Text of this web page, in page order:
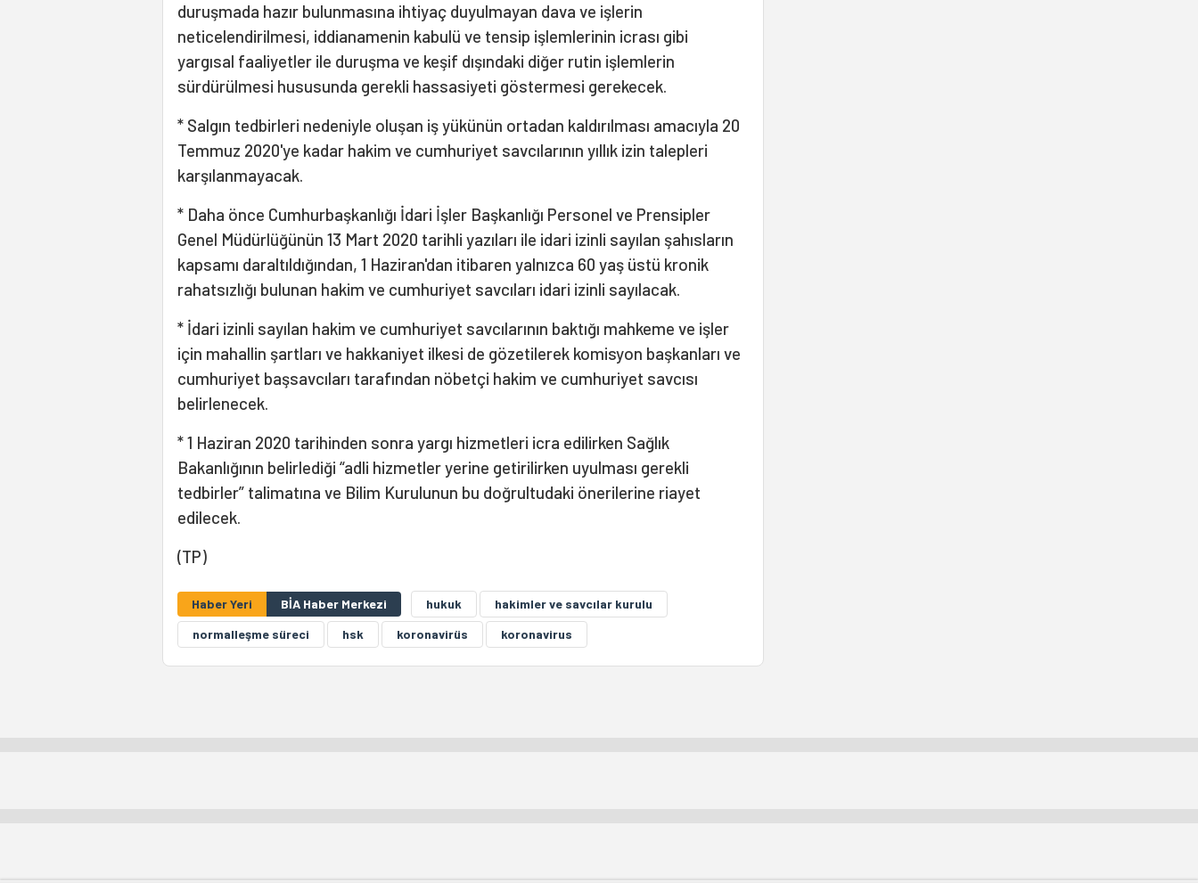
duruşmada hazır bulunmasına ihtiyaç duyulmayan dava ve işlerin
neticelendirilmesi, iddianamenin kabulü ve tensip işlemlerinin icrası gibi
yargısal faaliyetler ile duruşma ve keşif dışındaki diğer rutin işlemlerin
sürdürülmesi hususunda gerekli hassasiyeti göstermesi gerekecek.
* Salgın tedbirleri nedeniyle oluşan iş yükünün ortadan kaldırılması amacıyla 20
Temmuz 2020'ye kadar hakim ve cumhuriyet savcılarının yıllık izin talepleri
karşılanmayacak.
* Daha önce Cumhurbaşkanlığı İdari İşler Başkanlığı Personel ve Prensipler
Genel Müdürlüğünün 13 Mart 2020 tarihli yazıları ile idari izinli sayılan şahısların
kapsamı daraltıldığından, 1 Haziran'dan itibaren yalnızca 60 yaş üstü kronik
rahatsızlığı bulunan hakim ve cumhuriyet savcıları idari izinli sayılacak.
* İdari izinli sayılan hakim ve cumhuriyet savcılarının baktığı mahkeme ve işler
için mahallin şartları ve hakkaniyet ilkesi de gözetilerek komisyon başkanları ve
cumhuriyet başsavcıları tarafından nöbetçi hakim ve cumhuriyet savcısı
belirlenecek.
* 1 Haziran 2020 tarihinden sonra yargı hizmetleri icra edilirken Sağlık
Bakanlığının belirlediği “adli hizmetler yerine getirilirken uyulması gerekli
tedbirler” talimatına ve Bilim Kurulunun bu doğrultudaki önerilerine riayet
edilecek.
(TP)
Haber Yeri BİA Haber Merkezi hukuk
hakimler ve savcılar kurulu
normalleşme süreci
hsk koronavirüs koronavirus